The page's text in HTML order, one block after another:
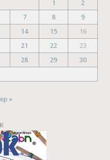
1
2
7 8
9
14 15
16
21 22
23
28 29
30
»